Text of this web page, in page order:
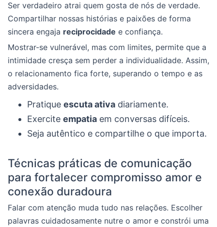
Ser verdadeiro atrai quem gosta de nós de verdade.
Compartilhar nossas histórias e paixões de forma
sincera engaja reciprocidade e confiança.
Mostrar-se vulnerável, mas com limites, permite que a
intimidade cresça sem perder a individualidade. Assim,
o relacionamento fica forte, superando o tempo e as
adversidades.
Pratique escuta ativa diariamente.
Exercite empatia em conversas difíceis.
Seja autêntico e compartilhe o que importa.
Técnicas práticas de comunicação
para fortalecer compromisso amor e
conexão duradoura
Falar com atenção muda tudo nas relações. Escolher
palavras cuidadosamente nutre o amor e constrói uma